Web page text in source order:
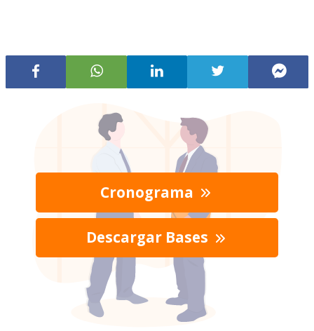
Cronograma
Descargar Bases